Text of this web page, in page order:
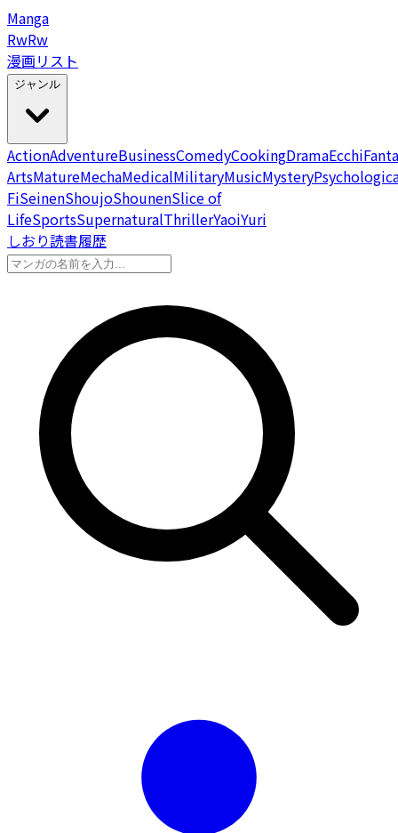
Manga
RwRw
漫画リスト
ジャンル
ActionAdventureBusinessComedyCookingDramaEcchi
ArtsMatureMechaMedicalMilitaryMusicMystery
FiSeinenShoujoShounenSlice of
LifeSportsSupernaturalThrillerYaoiYuri
しおり読書履歴